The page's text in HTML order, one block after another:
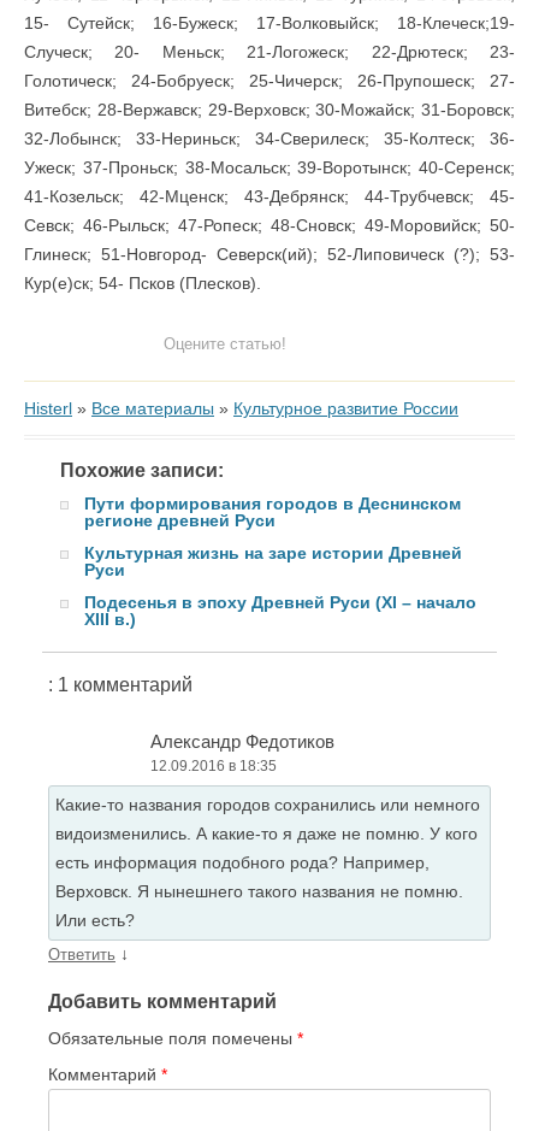
15- Сутейск; 16-Бужеск; 17-Волковыйск; 18-Клеческ;19-
Случеск; 20- Меньск; 21-Логожеск; 22-Дрютеск; 23-
Голотическ; 24-Бобруеск; 25-Чичерск; 26-Прупошеск; 27-
Витебск; 28-Вержавск; 29-Верховск; 30-Можайск; 31-Боровск;
32-Лобынск; 33-Нериньск; 34-Сверилеск; 35-Колтеск; 36-
Ужеск; 37-Проньск; 38-Мосальск; 39-Воротынск; 40-Серенск;
41-Козельск; 42-Мценск; 43-Дебрянск; 44-Трубчевск; 45-
Севск; 46-Рыльск; 47-Ропеск; 48-Сновск; 49-Моровийск; 50-
Глинеск; 51-Новгород- Северск(ий); 52-Липовическ (?); 53-
Кур(е)ск; 54- Псков (Плесков).
Оцените статью!
Histerl » Все материалы » Культурное развитие России
Похожие записи:
Пути формирования городов в Деснинском
регионе древней Руси
Культурная жизнь на заре истории Древней
Руси
Подесенья в эпоху Древней Руси (XI – начало
XIII в.)
: 1 комментарий
Александр Федотиков
12.09.2016 в 18:35
Какие-то названия городов сохранились или немного
видоизменились. А какие-то я даже не помню. У кого
есть информация подобного рода? Например,
Верховск. Я нынешнего такого названия не помню.
Или есть?
Ответить ↓
Добавить комментарий
Обязательные поля помечены *
Комментарий *